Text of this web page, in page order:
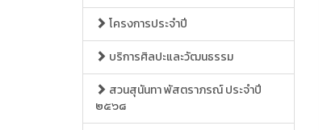
โครงการประจำปี
บริการศิลปะและวัฒนธรรม
สวนสุนันทา พัสตราภรณ์ ประจำปี
๒๕๖๘